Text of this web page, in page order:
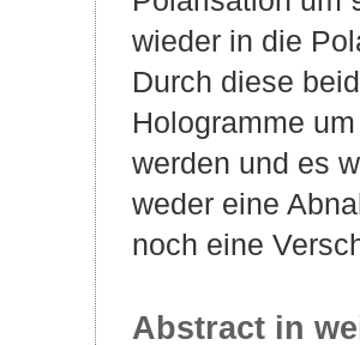
wieder in die
Durch diese
Hologramme
werden und es
weder eine
noch eine
Abstract in